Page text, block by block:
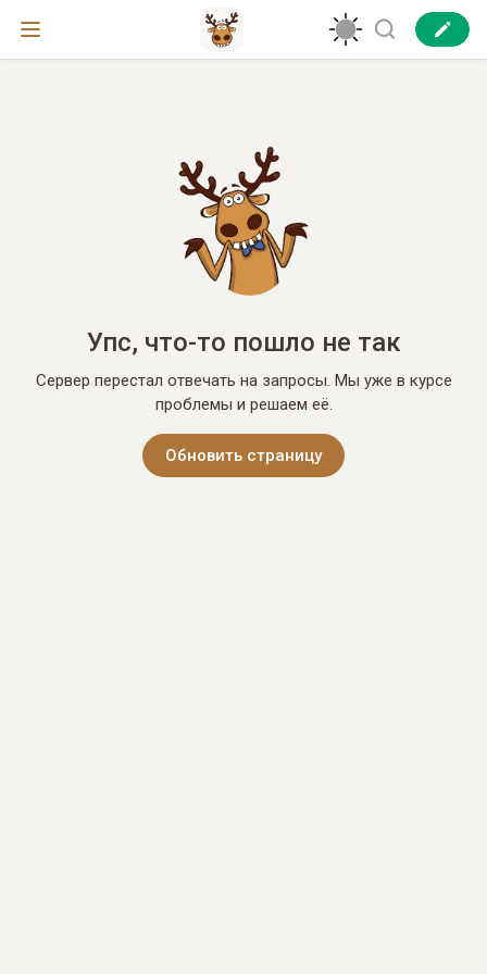
Упс, что-то пошло не так
Сервер перестал отвечать на запросы. Мы уже в курсе
проблемы и решаем её.
Обновить страницу